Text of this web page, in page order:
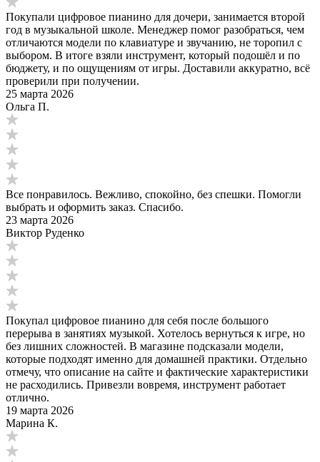
Покупали цифровое пианино для дочери, занимается второй
год в музыкальной школе. Менеджер помог разобраться, чем
отличаются модели по клавиатуре и звучанию, не торопил с
выбором. В итоге взяли инструмент, который подошёл и по
бюджету, и по ощущениям от игры. Доставили аккуратно, всё
проверили при получении.
25 марта 2026
Ольга П.
Все понравилось. Вежливо, спокойно, без спешки. Помогли
выбрать и оформить заказ. Спасибо.
23 марта 2026
Виктор Руденко
Покупал цифровое пианино для себя после большого
перерыва в занятиях музыкой. Хотелось вернуться к игре, но
без лишних сложностей. В магазине подсказали модели,
которые подходят именно для домашней практики. Отдельно
отмечу, что описание на сайте и фактические характеристики
не расходились. Привезли вовремя, инструмент работает
отлично.
19 марта 2026
Марина К.